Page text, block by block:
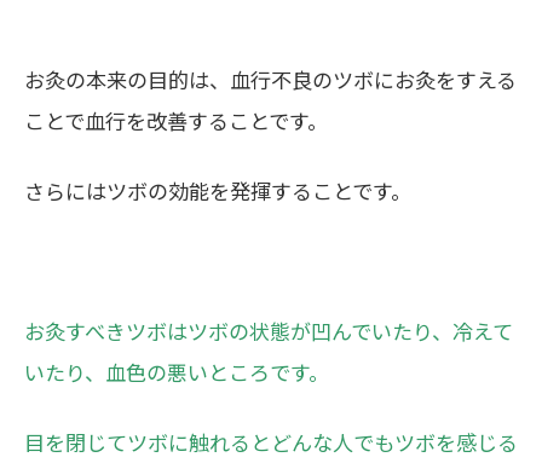
お灸の本来の目的は、血行不良のツボにお灸をすえる
ことで血行を改善することです。
さらにはツボの効能を発揮することです。
お灸すべきツボはツボの状態が凹んでいたり、冷えて
いたり、血色の悪いところです。
目を閉じてツボに触れるとどんな人でもツボを感じる